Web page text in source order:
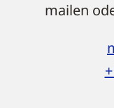
mailen